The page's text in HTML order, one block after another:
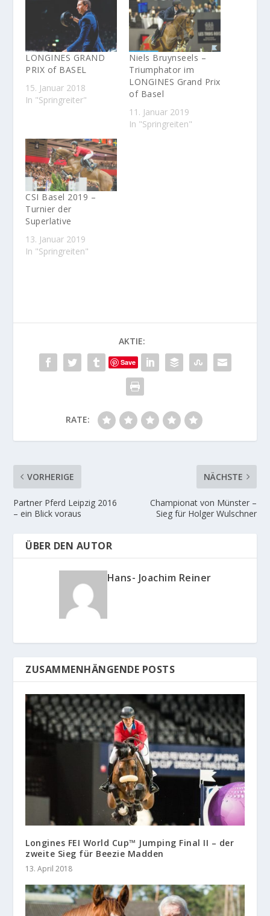
LONGINES GRAND
PRIX of BASEL
15. Januar 2018
In "Springreiter"
Niels Bruynseels –
Triumphator im
LONGINES Grand Prix
of Basel
11. Januar 2019
In "Springreiten"
CSI Basel 2019 –
Turnier der
Superlative
13. Januar 2019
In "Springreiten"
AKTIE:
Save
RATE:
VORHERIGE
Partner Pferd Leipzig 2016
– ein Blick voraus
NÄCHSTE
Championat von Münster –
Sieg für Holger Wulschner
ÜBER DEN AUTOR
Hans- Joachim Reiner
ZUSAMMENHÄNGENDE POSTS
Longines FEI World Cup™ Jumping Final II – der
zweite Sieg für Beezie Madden
13. April 2018